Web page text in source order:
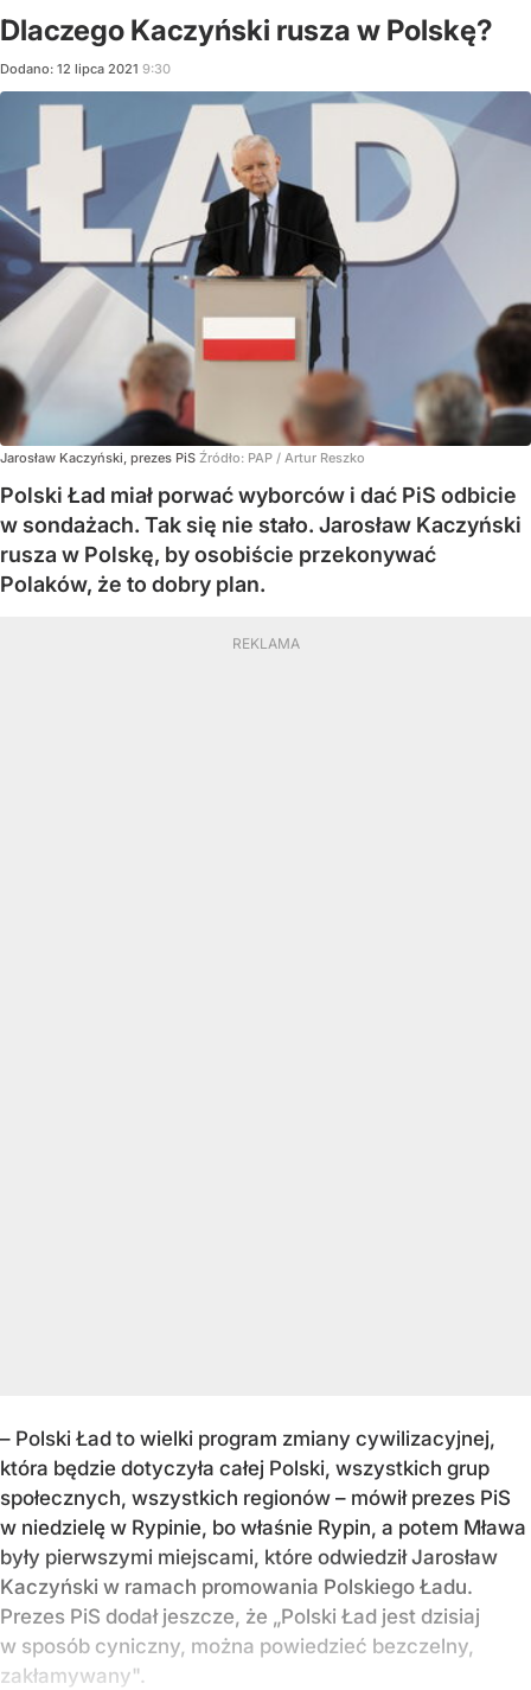
Dlaczego Kaczyński rusza w Polskę?
Dodano: 12 lipca 2021 9:30
Jarosław Kaczyński, prezes PiS Źródło: PAP / Artur Reszko
Polski Ład miał porwać wyborców i dać PiS odbicie
w sondażach. Tak się nie stało. Jarosław Kaczyński
rusza w Polskę, by osobiście przekonywać
Polaków, że to dobry plan.
– Polski Ład to wielki program zmiany cywilizacyjnej,
która będzie dotyczyła całej Polski, wszystkich grup
społecznych, wszystkich regionów – mówił prezes PiS
w niedzielę w Rypinie, bo właśnie Rypin, a potem Mława
były pierwszymi miejscami, które odwiedził Jarosław
Kaczyński w ramach promowania Polskiego Ładu.
Prezes PiS dodał jeszcze, że „Polski Ład jest dzisiaj
w sposób cyniczny, można powiedzieć bezczelny,
zakłamywany".